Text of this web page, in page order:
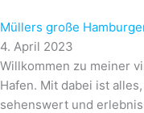
Müllers große
4. April 2023
Willkommen zu meiner
Hafen. Mit dabei ist
sehenswert und